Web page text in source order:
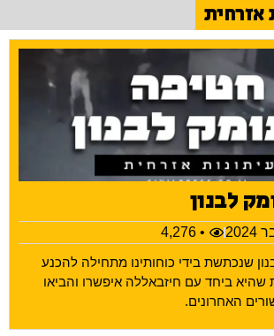
אזרחית
לבנון
• 4,276
שנכתשת בידי כוחותינו מתחילה להכנע
שהיא ביחד עם חיזבאללה איפשרו והביאו